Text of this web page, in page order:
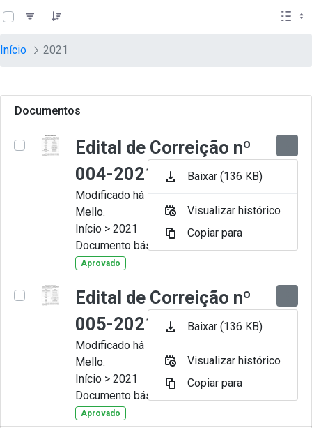
Pular para o Conteúdo principal
teste descricao
Início 2021
Documentos
Edital de Correição nº
004-2021
Modificado há 11 Meses por Artur
Mello.
Início > 2021
Documento básico
Aprovado
Edital de Correição nº
005-2021
Modificado há 11 Meses por Artur
Mello.
Início > 2021
Documento básico
Aprovado
Baixar (136 KB)
Visualizar histórico
Copiar para
Baixar (136 KB)
Visualizar histórico
Copiar para